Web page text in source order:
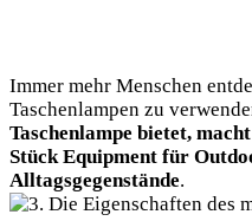
Immer mehr Menschen
Taschenlampen zu
Taschenlampe bietet,
Stück Equipment ‌für
Alltagsgegenstände.